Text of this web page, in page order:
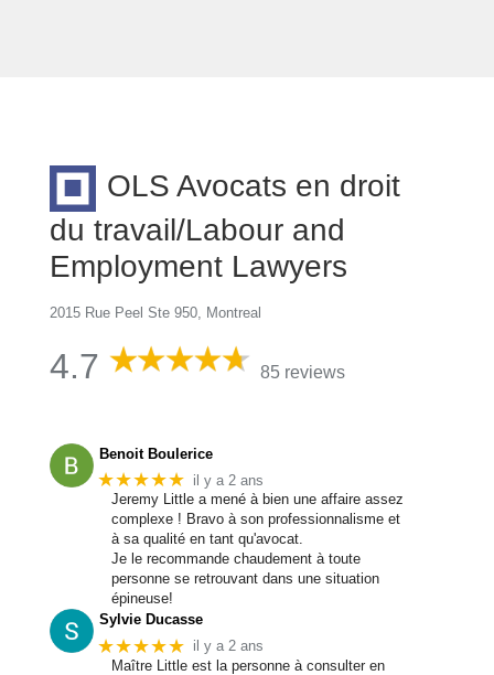
OLS Avocats en droit
du travail/Labour and
Employment Lawyers
2015 Rue Peel Ste 950, Montreal
4.7 85 reviews
Benoit Boulerice
★★★★★ il y a 2 ans
Jeremy Little a mené à bien une affaire assez
complexe ! Bravo à son professionnalisme et
à sa qualité en tant qu'avocat.
Je le recommande chaudement à toute
personne se retrouvant dans une situation
épineuse!
Sylvie Ducasse
★★★★★ il y a 2 ans
Maître Little est la personne à consulter en